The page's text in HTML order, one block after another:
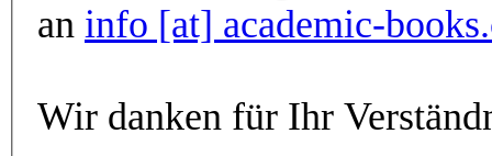
an info [at] academic-
Wir danken für Ihr